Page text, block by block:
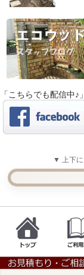
「こちらでも配信中♪」
▼ 上下